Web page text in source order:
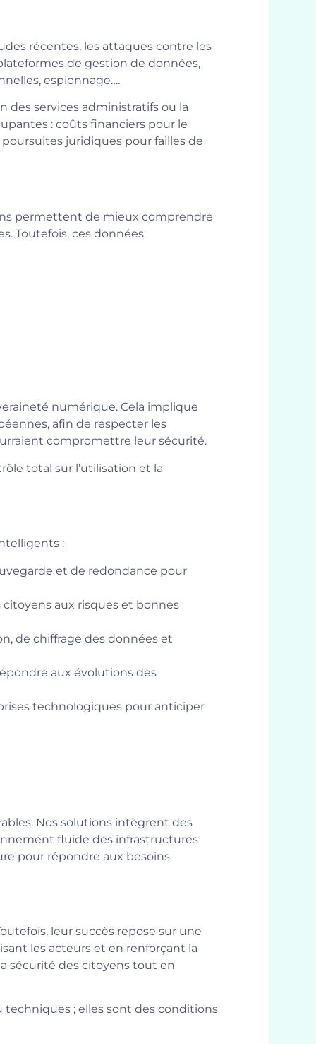
récentes, les attaques contre les
de gestion de données,
espionnage….
des services administratifs ou la
: coûts financiers pour le
juridiques pour failles de
permettent de mieux comprendre
Toutefois, ces données
numérique. Cela implique
afin de respecter les
compromettre leur sécurité.
total sur l’utilisation et la
:
et de redondance pour
aux risques et bonnes
de chiffrage des données et
aux évolutions des
technologiques pour anticiper
Nos solutions intègrent des
fluide des infrastructures
pour répondre aux besoins
leur succès repose sur une
les acteurs et en renforçant la
sécurité des citoyens tout en
; elles sont des conditions